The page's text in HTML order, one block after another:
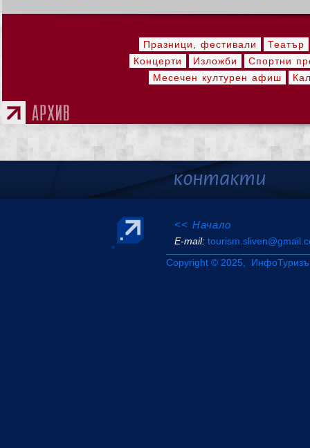
Празници, фестивали
Театър
Концерти
Изложби
Спортни
Месечен културен афиш
<< Начало
Е-mail:
Copyright © 2025,